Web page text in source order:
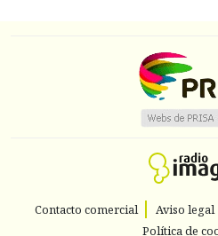
Contacto comercial Aviso legal
Política de